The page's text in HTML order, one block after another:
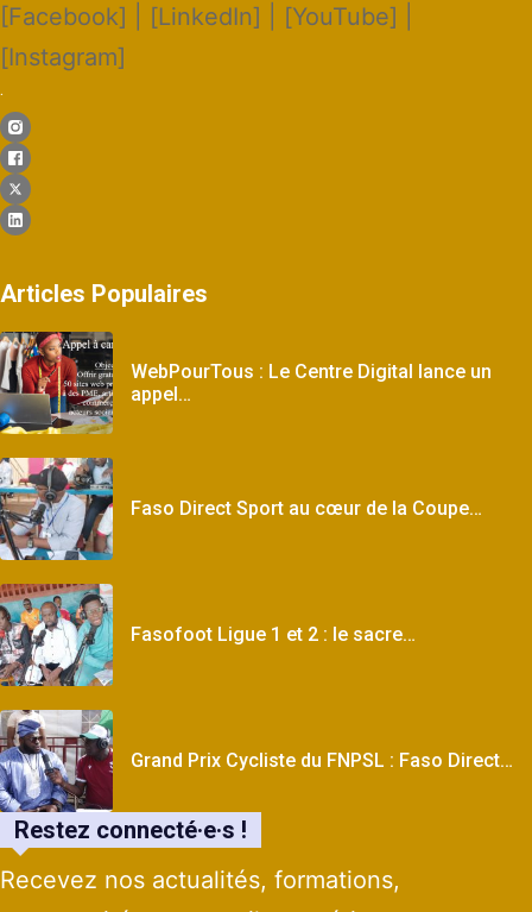
[Facebook] | [LinkedIn] | [YouTube] |
[Instagram]
.
Articles Populaires
WebPourTous : Le Centre Digital lance un
appel…
Faso Direct Sport au cœur de la Coupe…
Fasofoot Ligue 1 et 2 : le sacre…
Grand Prix Cycliste du FNPSL : Faso Direct…
Restez connecté·e·s !
Recevez nos actualités, formations,